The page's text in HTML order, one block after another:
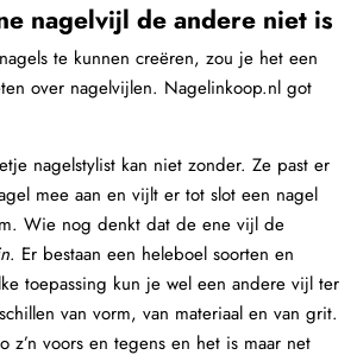
nagelvijl de andere niet is
te kunnen creëren, zou je het een
over nagelvijlen. Nagelinkoop.nl got
nagelstylist kan niet zonder. Ze past er
mee aan en vijlt er tot slot een nagel
Wie nog denkt dat de ene vijl de
. Er bestaan een heleboel soorten en
toepassing kun je wel een andere vijl ter
van vorm, van materiaal en van grit.
z’n voors en tegens en het is maar net